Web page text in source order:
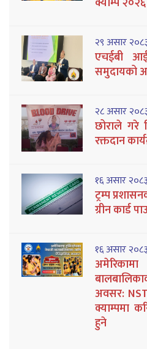
२९ असार
एचईबी
समुदायको
२८ असार
छोराले गरे
रक्तदान
१६ असार
ट्रम्प
ग्रीन कार्ड
१६ असार
अवसर:
क्याम्पमा
हुने